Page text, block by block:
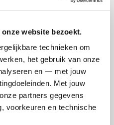
website bezoekt.
technieken om
het gebruik van onze
en — met jouw
Met jouw
partners gegevens
voorkeuren en technische
de transactiekosten
nu
Streefbedrag